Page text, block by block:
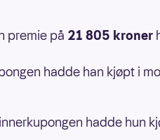
premie på 21 805 kroner
hadde han kjøpt i
hadde hun